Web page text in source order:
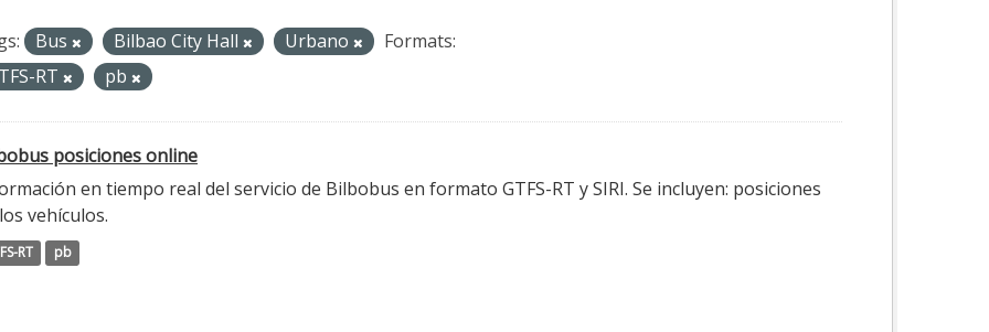
Bus Bilbao City Hall Urbano
Formats:
RT
pb
posiciones online
en tiempo real del servicio de Bilbobus en formato GTFS-RT y SIRI. Se incluyen: posiciones
vehículos.
RT pb